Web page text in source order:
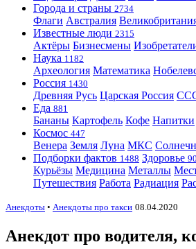
Города и страны 2734
Флаги Австралия
Известные люди 2315
Актёры Бизнесмены
Наука 1182
Археология Математика
Россия 1430
Древняя Русь Царская Россия
Еда 881
Бананы Картофель Кофе Напитки
Космос 447
Венера Земля Луна МКС
Подборки фактов 1488 Здоровье
Курьёзы Медицина Металлы
Путешествия Работа Радиация
Анекдоты • Анекдоты про такси 08.04.2020
Анекдот про водителя,